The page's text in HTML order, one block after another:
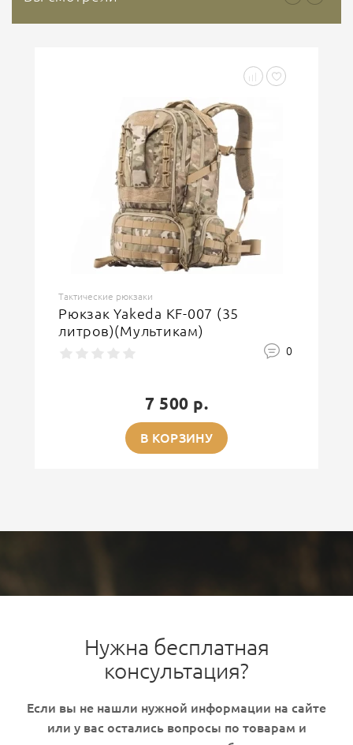
Тактические рюкзаки
Рюкзак Yakeda KF-007 (35
литров)(Мультикам)
0
7 500 р.
В КОРЗИНУ
Нужна бесплатная
консультация?